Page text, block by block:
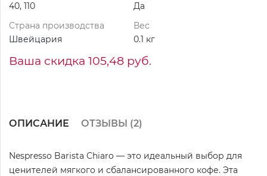
40, 110
Да
Страна производства
Швейцария
Вес
0.1 кг
Ваша скидка 105,48 руб.
ОПИСАНИЕ ОТЗЫВЫ (2)
Nespresso Barista Chiaro — это идеальный выбор для
ценителей мягкого и сбалансированного кофе. Эта